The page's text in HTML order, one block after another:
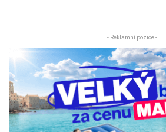
- Reklamní pozice -